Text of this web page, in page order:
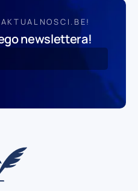
newslettera!